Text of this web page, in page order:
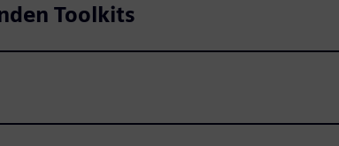
Toolkits